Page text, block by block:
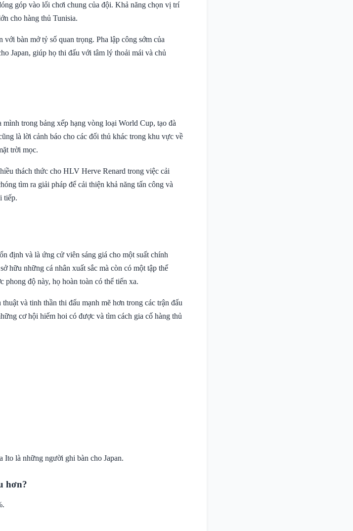
góp vào lối chơi chung của đội. Khả năng chọn vị trí
cho hàng thủ Tunisia.
bàn mở tỷ số quan trọng. Pha lập công sớm của
Japan, giúp họ thi đấu với tâm lý thoải mái và chủ
trong bảng xếp hạng vòng loại World Cup, tạo đà
là lời cảnh báo cho các đối thủ khác trong khu vực về
trời mọc.
thách thức cho HLV Herve Renard trong việc cải
tìm ra giải pháp để cải thiện khả năng tấn công và
tiếp.
định và là ứng cử viên sáng giá cho một suất chính
hữu những cá nhân xuất sắc mà còn có một tập thể
độ này, họ hoàn toàn có thể tiến xa.
và tinh thần thi đấu mạnh mẽ hơn trong các trận đấu
cơ hội hiếm hoi có được và tìm cách gia cố hàng thủ
Ito là những người ghi bàn cho Japan.
hơn?